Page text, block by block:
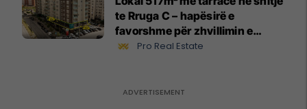
te Rruga C – hapësirë e
favorshme për zhvillimin e
biznesit #15796
Pro Real Estate